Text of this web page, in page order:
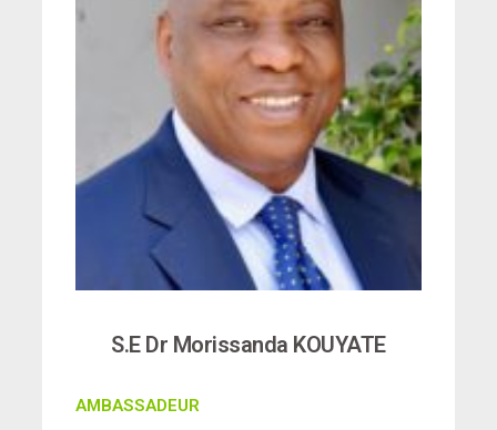
S.E Dr Morissanda KOUYATE
AMBASSADEUR